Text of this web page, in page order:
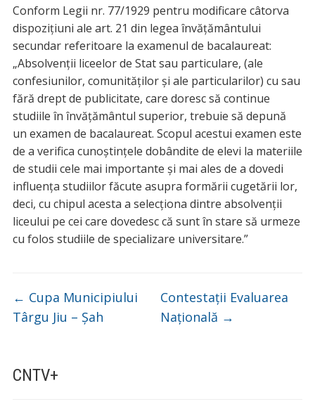
CNTV+
Conform Legii nr. 77/1929 pentru modificare câtorva
dispozițiuni ale art. 21 din legea învățământului
secundar referitoare la examenul de bacalaureat:
„Absolvenții liceelor de Stat sau particulare, (ale
confesiunilor, comunităților și ale particularilor) cu sau
fără drept de publicitate, care doresc să continue
studiile în învățământul superior, trebuie să depună
un examen de bacalaureat. Scopul acestui examen este
de a verifica cunoștințele dobândite de elevi la materiile
de studii cele mai importante și mai ales de a dovedi
influența studiilor făcute asupra formării cugetării lor,
deci, cu chipul acesta a selecționa dintre absolvenții
liceului pe cei care dovedesc că sunt în stare să urmeze
cu folos studiile de specializare universitare.”
← Cupa Municipiului
Târgu Jiu – Șah
Contestații Evaluarea
Națională →